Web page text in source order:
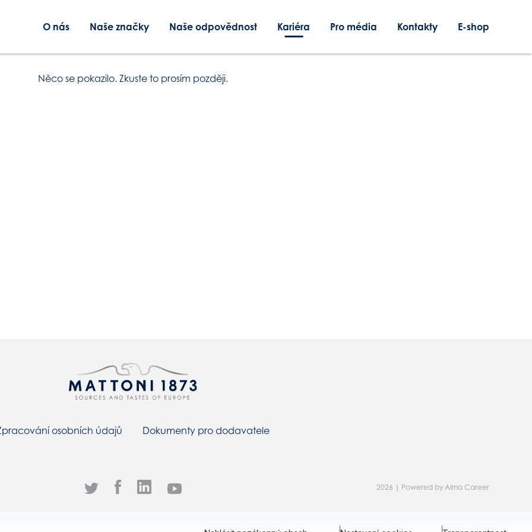
O nás Naše značky Naše odpovědnost Kariéra Pro média Kontakty E-shop
Něco se pokazilo. Zkuste to prosím později.
osobních údajů Dokumenty pro dodavatele
2026 | Powered by Alma Career